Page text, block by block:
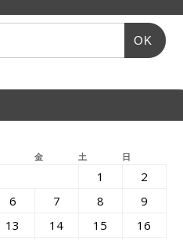
OK
金 土 日
1
2
6 7 8
9
13 14 15
16